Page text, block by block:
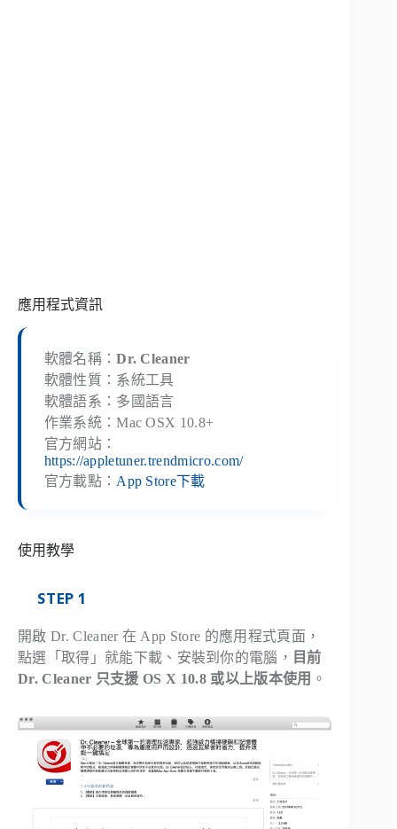
應用程式資訊
軟體名稱：Dr. Cleaner
軟體性質：系統工具
軟體語系：多國語言
作業系統：Mac OSX 10.8+
官方網站：
https://appletuner.trendmicro.com/
官方載點： App Store下載
使用教學
STEP 1
開啟 Dr. Cleaner 在 App Store 的應用程式頁面，
點選「取得」就能下載、安裝到你的電腦， 目前
Dr. Cleaner 只支援 OS X 10.8 或以上版本使用 。